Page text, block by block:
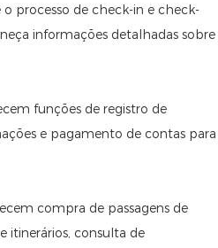
processo de check-in e check-
informações detalhadas sobre
funções de registro de
e pagamento de contas para
compra de passagens de
itinerários, consulta de